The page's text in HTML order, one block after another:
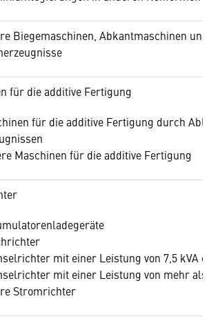
Biegemaschinen, Abkantmaschinen
für die additive Fertigung
für die additive Fertigung durch
Maschinen für die additive Fertigung
mit einer Leistung von 7,5 kVA
mit einer Leistung von mehr als
Stromrichter